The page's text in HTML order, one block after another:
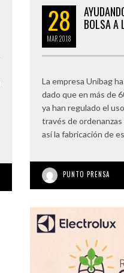
28
MAR2018
BOLSA A
La empresa Unibag
dado que en más de
ya han regulado el
través de
así la fabricación de
PUNTO PRENSA